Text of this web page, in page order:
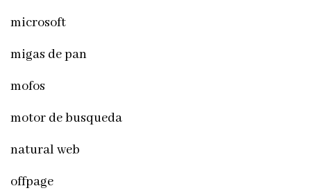
microsoft
migas de pan
mofos
motor de busqueda
natural web
offpage